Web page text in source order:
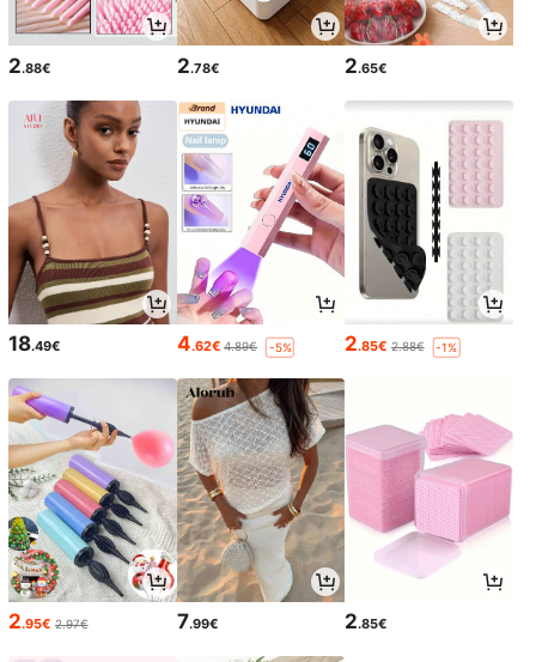
2.88€ 2.78€ 2.65€
18.49€ 4.62€ 4.89€ -5% 2.85€ 2.88€ -1%
2.95€ 2.97€ 7.99€ 2.85€